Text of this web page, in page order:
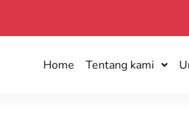
Home Tentang kami